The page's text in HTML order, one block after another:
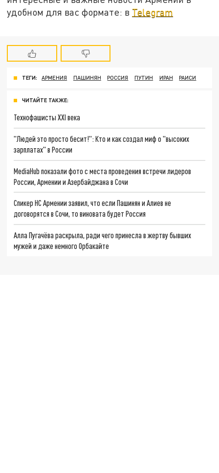
удобном для вас формате: в Telegram
ТЕГИ: АРМЕНИЯ ПАШИНЯН РОССИЯ ПУТИН ИРАН РАИСИ
ЧИТАЙТЕ ТАКЖЕ:
Технофашисты XXI века
"Людей это просто бесит!": Кто и как создал миф о "высоких
зарплатах" в России
MediaHub показали фото с места проведения встречи лидеров
России, Армении и Азербайджана в Сочи
Спикер НС Армении заявил, что если Пашинян и Алиев не
договорятся в Сочи, то виновата будет Россия
Алла Пугачёва раскрыла, ради чего принесла в жертву бывших
мужей и даже немного Орбакайте